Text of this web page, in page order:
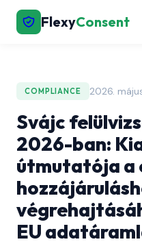
FlexyConsent
COMPLIANCE 2026.
Svájc
2026-ban:
útmutatója a
EU